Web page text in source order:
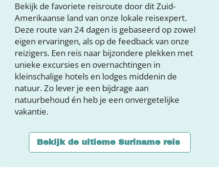
Bekijk de favoriete reisroute door dit Zuid-
Amerikaanse land van onze lokale reisexpert.
Deze route van 24 dagen is gebaseerd op zowel
eigen ervaringen, als op de feedback van onze
reizigers. Een reis naar bijzondere plekken met
unieke excursies en overnachtingen in
kleinschalige hotels en lodges middenin de
natuur. Zo lever je een bijdrage aan
natuurbehoud én heb je een onvergetelijke
vakantie.
Bekijk de ultieme Suriname reis